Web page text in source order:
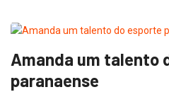
Amanda um talento
paranaense